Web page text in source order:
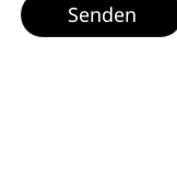
Senden